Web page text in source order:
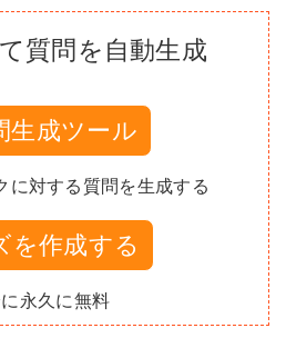
質問を自動生成
生成ツール
に対する質問を生成する
を作成する
永久に無料